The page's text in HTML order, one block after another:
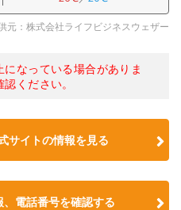
元：株式会社ライフビジネスウェザー
なっている場合がありま
ください。
サイトの情報を見る
電話番号を確認する